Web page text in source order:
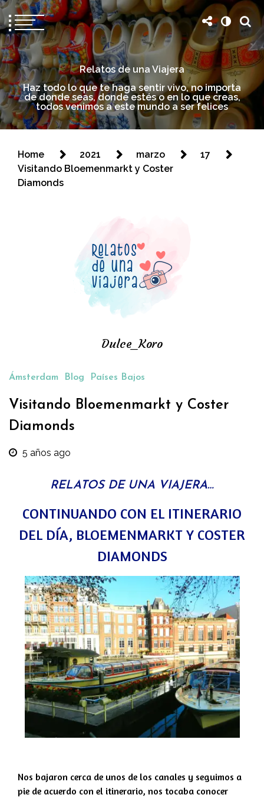
Relatos de una Viajera
Haz todo lo que te haga sentir vivo, no importa
de donde seas, donde estés o en lo que creas,
todos venimos a este mundo a ser felices
Home 2021 marzo
17
Visitando Bloemenmarkt y Coster
Diamonds
Dulce_Koro
Ámsterdam Blog Países Bajos
Visitando Bloemenmarkt y Coster
Diamonds
5 años ago
RELATOS DE UNA VIAJERA…
CONTINUANDO CON EL ITINERARIO
DEL DÍA, BLOEMENMARKT Y COSTER
DIAMONDS
Nos bajaron cerca de unos de los canales y seguimos a
pie de acuerdo con el itinerario, nos tocaba conocer